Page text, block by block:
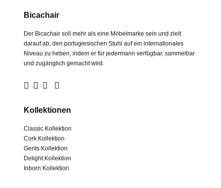
Bicachair
Der Bicachair soll mehr als eine Möbelmarke sein und zielt
darauf ab, den portugiesischen Stuhl auf ein internationales
Niveau zu heben, indem er für jedermann verfügbar, sammelbar
und zugänglich gemacht wird.
Kollektionen
Classic Kollektion
Cork Kollektion
Gents Kollektion
Delight Kollektion
Inborn Kollektion